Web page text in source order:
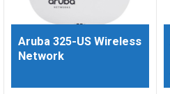
Aruba 325-US Wireless
Network